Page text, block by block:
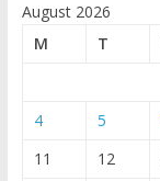
August 2026
M
T
4
5
11
12